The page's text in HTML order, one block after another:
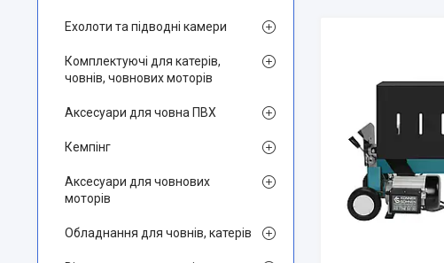
Ехолоти та підводні камери
Комплектуючі для катерів,
човнів, човнових моторів
Аксесуари для човна ПВХ
Кемпінг
Аксесуари для човнових
моторів
Обладнання для човнів, катерів